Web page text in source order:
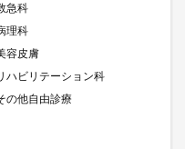
急科
理科
容皮膚
ハビリテーション科
の他自由診療